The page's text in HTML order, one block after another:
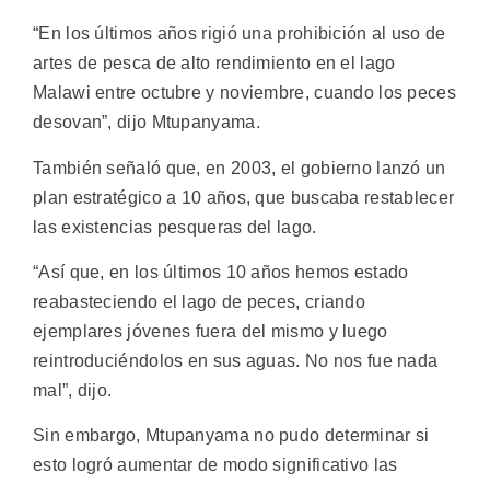
“En los últimos años rigió una prohibición al uso de
artes de pesca de alto rendimiento en el lago
Malawi entre octubre y noviembre, cuando los peces
desovan”, dijo Mtupanyama.
También señaló que, en 2003, el gobierno lanzó un
plan estratégico a 10 años, que buscaba restablecer
las existencias pesqueras del lago.
“Así que, en los últimos 10 años hemos estado
reabasteciendo el lago de peces, criando
ejemplares jóvenes fuera del mismo y luego
reintroduciéndolos en sus aguas. No nos fue nada
mal”, dijo.
Sin embargo, Mtupanyama no pudo determinar si
esto logró aumentar de modo significativo las